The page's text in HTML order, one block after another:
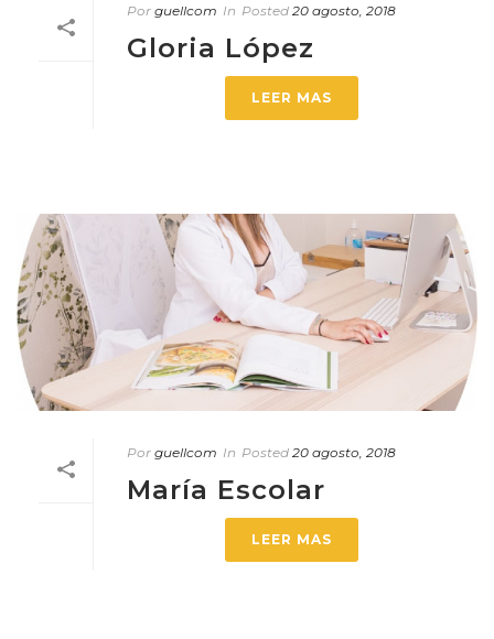
Por guellcom In Posted 20 agosto, 2018
Gloria López
LEER MAS
Por guellcom In Posted 20 agosto, 2018
María Escolar
LEER MAS